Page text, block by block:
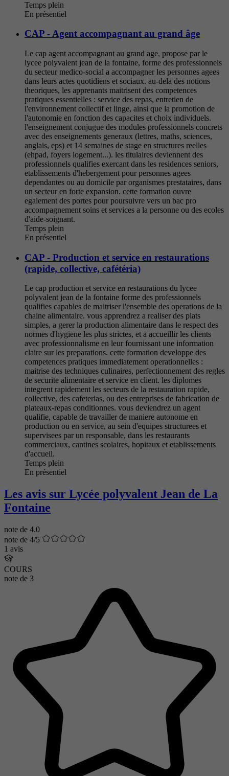
Temps plein
En présentiel
CAP - Agent accompagnant au grand âge
Le cap agent accompagnant au grand age, propose par le
lycee polyvalent jean de la fontaine, forme des professionnels
du secteur medico-social a accompagner les personnes agees
dans leurs actes quotidiens et sociaux. au-dela des notions
theoriques, les apprenants maitrisent des competences
pratiques essentielles : service des repas, entretien de
l'environnement collectif et linge, ainsi que la promotion de
l'autonomie en fonction des capacites et choix individuels.
l'enseignement conjugue des modules professionnels concrets
avec des enseignements generaux (lettres, maths, sciences,
anglais, eps) et 14 semaines de stage en structures reelles
(ehpad, foyers logement...). les titulaires deviennent des
professionnels qualifies exercant dans les residences seniors,
etablissements d'hebergement pour personnes agees
dependantes ou au domicile par organismes prestataires, dans
un secteur en forte expansion. cette formation ouvre
egalement des portes pour poursuivre vers un bac pro
accompagnement soins et services a la personne ou des ecoles
d'aide-soignant.
Temps plein
En présentiel
CAP - Production et service en restaurations
(rapide, collective, cafétéria)
Le cap production et service en restaurations du lycee
polyvalent jean de la fontaine forme des professionnels
qualifies capables de maitriser l'ensemble des operations de la
chaine alimentaire. vous apprendrez a realiser des plats
simples, a gerer la production alimentaire dans le respect des
normes d'hygiene les plus strictes, et a accueillir les clients
avec professionnalisme en leur fournissant une information
claire sur les preparations. cette formation developpe des
competences pratiques immediatement operationnelles :
maitrise des techniques culinaires, perfectionnement des regles
de securite alimentaire et service en client. les diplomes
integrent rapidement les secteurs de la restauration rapide,
collective, des cafeterias, ou des entreprises de fabrication de
plateaux-repas conditionnes. vous deviendrez un agent
qualifie, capable de travailler de maniere autonome en
production ou en service, au sein d'equipes structurees et
supervisees par un responsable, dans les restaurants
commerciaux, cantines scolaires, hopitaux et etablissements
d'accueil.
Temps plein
En présentiel
Les avis sur Lycée polyvalent Jean de La
Fontaine
note de 4.0
note de 4/5
1 avis
COURS
note de 3